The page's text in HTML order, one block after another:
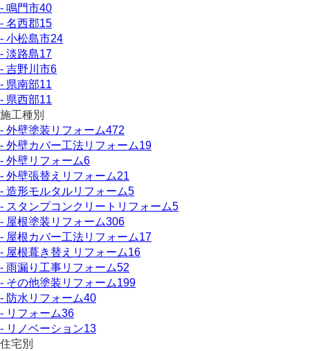
- 鳴門市40
- 名西郡15
- 小松島市24
- 淡路島17
- 吉野川市6
- 県南部11
- 県西部11
施工種別
- 外壁塗装リフォーム472
- 外壁カバー工法リフォーム19
- 外壁リフォーム6
- 外壁張替えリフォーム21
- 造形モルタルリフォーム5
- スタンプコンクリートリフォーム5
- 屋根塗装リフォーム306
- 屋根カバー工法リフォーム17
- 屋根葺き替えリフォーム16
- 雨漏り工事リフォーム52
- その他塗装リフォーム199
- 防水リフォーム40
- リフォーム36
- リノベーション13
住宅別